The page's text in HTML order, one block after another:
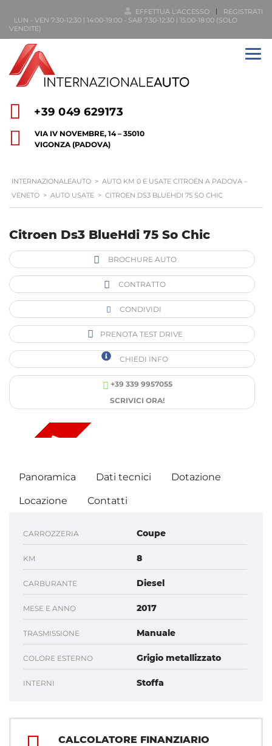
EFFETTUA L'ACCESSO
REGISTRATI
LUN - VEN 7:30-12:30 | 14:00-19:00 - SAB 7:30-12:30 | 15:00-18:00 (SOLO
VENDITE)
+39 049 629173
VIA IV NOVEMBRE, 14 – 35010
VIGONZA (PADOVA)
INTERNAZIONALEAUTO > AUTO KM 0 E USATE CITROËN A PADOVA –
VENETO > AUTO USATE > CITROEN DS3 BLUEHDI 75 SO CHIC
Citroen Ds3 BlueHdi 75 So Chic
BROCHURE AUTO
CONTRATTO
CONDIVIDI
PRENOTA TEST DRIVE
CHIEDI INFO
+39 339 9957055
SCRIVICI ORA!
Panoramica Dati tecnici Dotazione
Locazione Contatti
CARROZZERIA Coupe
KM 8
CARBURANTE Diesel
MESE E ANNO 2017
TRASMISSIONE Manuale
COLORE ESTERNO Grigio metallizzato
INTERNI Stoffa
CALCOLATORE FINANZIARIO